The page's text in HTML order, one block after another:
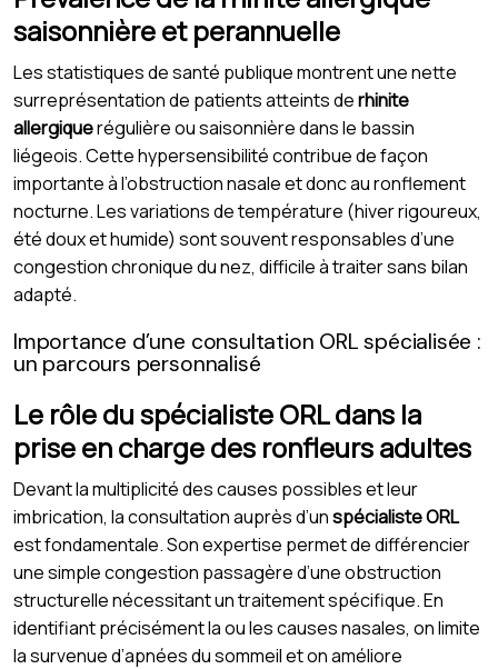
saisonnière et perannuelle
Les statistiques de santé publique montrent une nette
surreprésentation de patients atteints derhinite
allergiquerégulière ou saisonnière dans le bassin
liégeois. Cette hypersensibilité contribue de façon
importante à l’obstruction nasale et donc au ronflement
nocturne. Les variations de température (hiver rigoureux,
été doux et humide) sont souvent responsables d’une
congestion chronique du nez, difficile à traiter sans bilan
adapté.
Importance d’une consultation ORL spécialisée :
un parcours personnalisé
Le rôle du spécialiste ORL dans la
prise en charge des ronfleurs adultes
Devant la multiplicité des causes possibles et leur
imbrication, la consultation auprès d’unspécialiste ORL
est fondamentale. Son expertise permet de différencier
une simple congestion passagère d’une obstruction
structurelle nécessitant un traitement spécifique. En
identifiant précisément la ou les causes nasales, on limite
la survenue d’apnées du sommeil et on améliore